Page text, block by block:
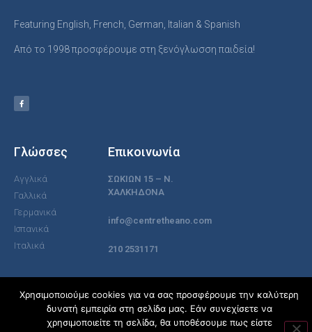
Featuring English, French, German, Italian & Spanish
Από το 1998 προσφέρουμε στη ξενόγλωσση παιδεία!
Γλώσσες
Αγγλικά
Γαλλικά
Γερμανικά
Ισπανικά
Ιταλικά
Επικοινωνία
ΣΩΚΙΩΝ 15 – Ν.
ΧΑΛΚΗΔΟΝΑ
info@centretheano.com
210 2531171
© All rights reserved
Made with
by Europalso
Χρησιμοποιούμε cookies για να σας προσφέρουμε την καλύτερη
δυνατή εμπειρία στη σελίδα μας. Εάν συνεχίσετε να
χρησιμοποιείτε τη σελίδα, θα υποθέσουμε πως είστε